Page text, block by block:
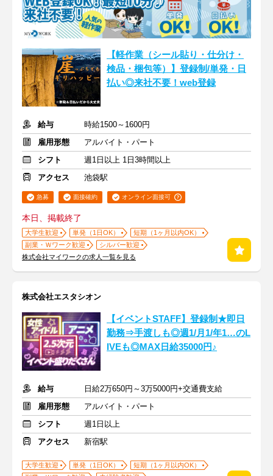
【軽作業（シール貼り・仕分け・
検品・梱包等）】登録制/単発・日
払い◎来社不要！web登録
給与
時給1500～1600円
雇用形態
アルバイト・パート
シフト
週1日以上 1日3時間以上
アクセス
池袋駅
急募 面接確約 オンライン面接可
本日、掲載終了
大学生歓迎 単発（1日OK）
短期（1ヶ月以内OK）
副業・Ｗワーク歓迎
シルバー歓迎
株式会社マイワークの求人一覧を見る
株式会社エスタシオン
【イベントSTAFF】登録制★即日
勤務⇒手渡しも◎週1/月1/年1…のL
IVEも◎MAX日給35000円♪
給与
日給2万650円～3万5000円+交通費支給
雇用形態
アルバイト・パート
シフト
週1日以上
アクセス
新宿駅
大学生歓迎 単発（1日OK）
短期（1ヶ月以内OK）